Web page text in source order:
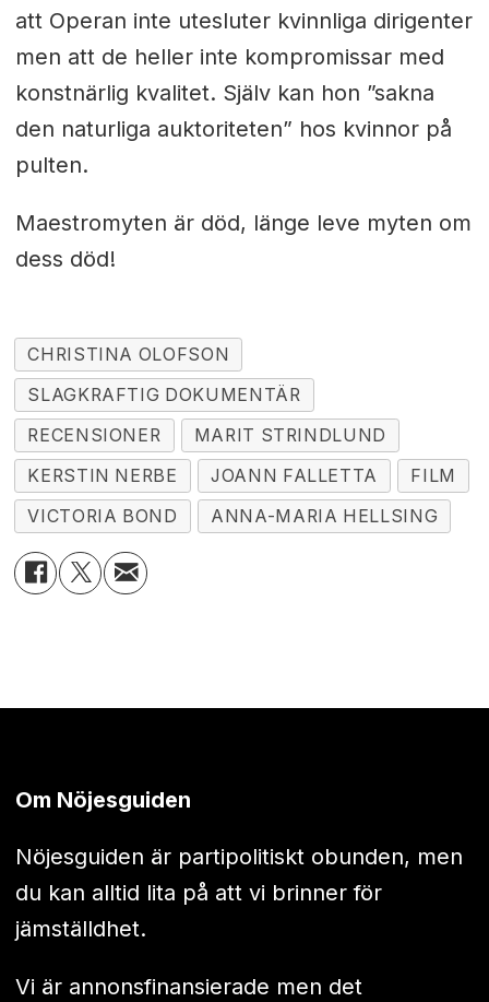
att Operan inte utesluter kvinnliga dirigenter
men att de heller inte kompromissar med
konstnärlig kvalitet. Själv kan hon ”sakna
den naturliga auktoriteten” hos kvinnor på
pulten.
Maestromyten är död, länge leve myten om
dess död!
CHRISTINA OLOFSON
SLAGKRAFTIG DOKUMENTÄR
RECENSIONER
MARIT STRINDLUND
KERSTIN NERBE
JOANN FALLETTA
FILM
VICTORIA BOND
ANNA-MARIA HELLSING
Om Nöjesguiden
Nöjesguiden är partipolitiskt obunden, men
du kan alltid lita på att vi brinner för
jämställdhet.
Vi är annonsfinansierade men det